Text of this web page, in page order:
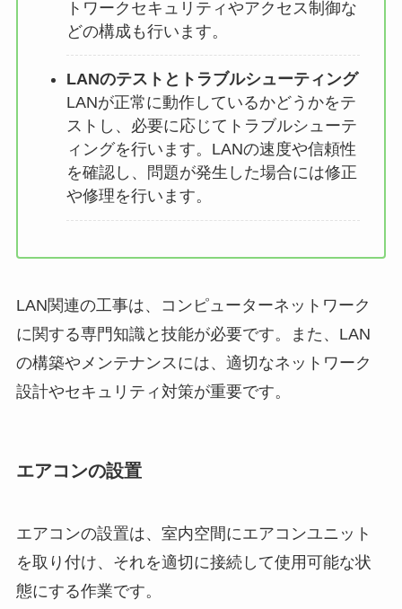
トワークセキュリティやアクセス制御な
どの構成も行います。
LANのテストとトラブルシューティング
LANが正常に動作しているかどうかをテ
ストし、必要に応じてトラブルシューテ
ィングを行います。LANの速度や信頼性
を確認し、問題が発生した場合には修正
や修理を行います。
LAN関連の工事は、コンピューターネットワーク
に関する専門知識と技能が必要です。また、LAN
の構築やメンテナンスには、適切なネットワーク
設計やセキュリティ対策が重要です。
エアコンの設置
エアコンの設置は、室内空間にエアコンユニット
を取り付け、それを適切に接続して使用可能な状
態にする作業です。